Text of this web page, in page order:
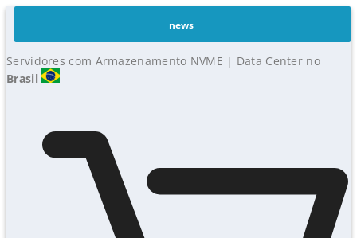
news
Servidores com Armazenamento NVME | Data Center no
Brasil